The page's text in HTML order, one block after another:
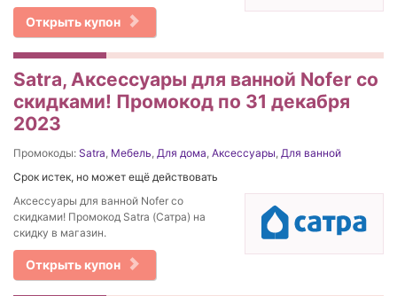
Открыть купон
Satra, Аксессуары для ванной Nofer со
скидками! Промокод по 31 декабря
2023
Промокоды: Satra, Мебель, Для дома, Аксессуары, Для ванной
Срок истек, но может ещё действовать
Аксессуары для ванной Nofer со
скидками! Промокод Satra (Сатра) на
скидку в магазин.
Открыть купон